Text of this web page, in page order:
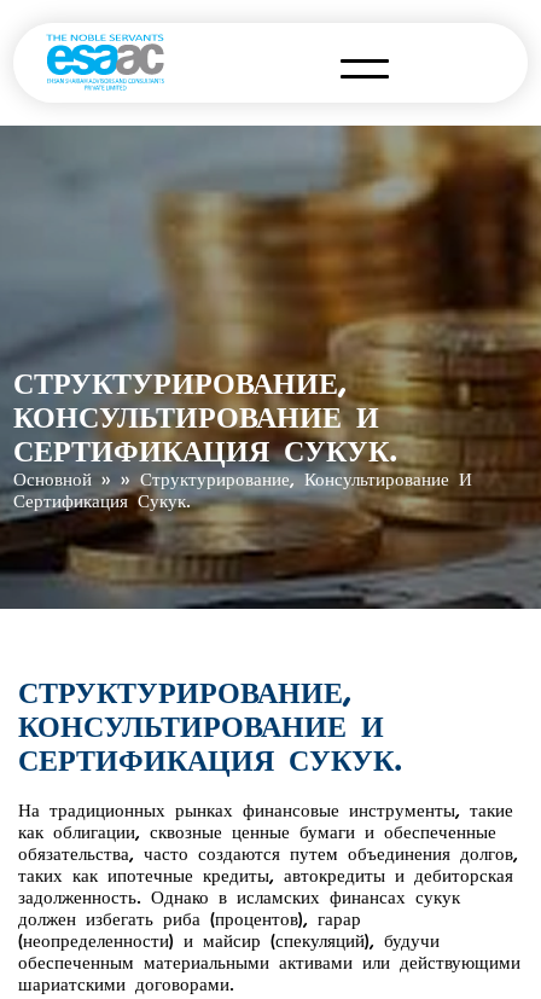
СТРУКТУРИРОВАНИЕ,
КОНСУЛЬТИРОВАНИЕ И
СЕРТИФИКАЦИЯ СУКУК.
Основной » » Структурирование, Консультирование И
Сертификация Сукук.
СТРУКТУРИРОВАНИЕ,
КОНСУЛЬТИРОВАНИЕ И
СЕРТИФИКАЦИЯ СУКУК.
На традиционных рынках финансовые инструменты, такие
как облигации, сквозные ценные бумаги и обеспеченные
обязательства, часто создаются путем объединения долгов,
таких как ипотечные кредиты, автокредиты и дебиторская
задолженность. Однако в исламских финансах сукук
должен избегать риба (процентов), гарар
(неопределенности) и майсир (спекуляций), будучи
обеспеченным материальными активами или действующими
шариатскими договорами.